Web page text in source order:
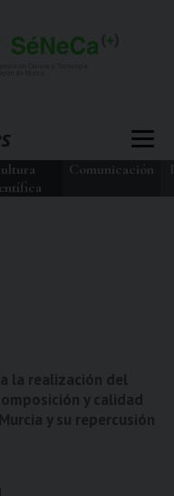
Comunicación